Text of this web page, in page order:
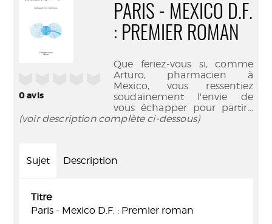
0avis
PARIS - MEXICO D.F.
: PREMIER ROMAN
Que feriez-vous si, comme
Arturo, pharmacien à
Mexico, vous ressentiez
soudainement l'envie de
vous échapper pour partir...
(voir description complète ci-dessous)
Sujet Description
Titre
Paris - Mexico D.F. : Premier roman